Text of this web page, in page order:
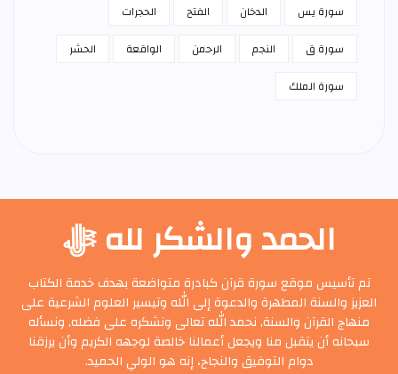
سورة يس
الدخان الفتح
الحجرات
سورة ق
النجم الرحمن الواقعة
الحشر
سورة الملك
الحمد والشكر لله ﷻ
تم تأسيس موقع سورة قرآن كبادرة متواضعة بهدف خدمة الكتاب
العزيز والسنة المطهرة والدعوة إلى الله وتيسير العلوم الشرعية على
منهاج القرآن والسنة, نحمد الله تعالى ونشكره على فضله, ونسأله
سبحانه أن يتقبل منا ويجعل أعمالنا خالصة لوجهه الكريم وأن يرزقنا
دوام التوفيق والنجاح، إنه هو الولي الحميد.